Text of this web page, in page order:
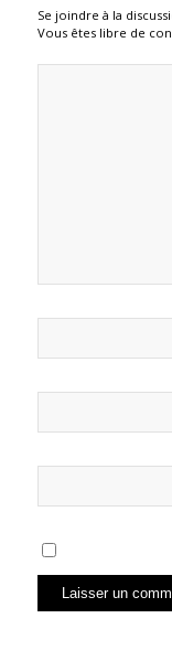
Se joindre à la
Vous êtes libre de